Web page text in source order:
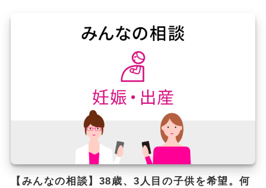
【みんなの相談】38歳、3人目の子供を希望。何